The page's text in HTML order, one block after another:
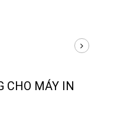
CHO MÁY IN